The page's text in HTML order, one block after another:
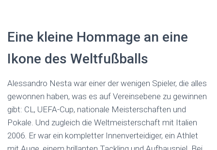
Eine kleine Hommage an eine
Ikone des Weltfußballs
Alessandro Nesta war einer der wenigen Spieler, die alles
gewonnen haben, was es auf Vereinsebene zu gewinnen
gibt: CL, UEFA-Cup, nationale Meisterschaften und
Pokale. Und zugleich die Weltmeisterschaft mit Italien
2006. Er war ein kompletter Innenverteidiger, ein Athlet